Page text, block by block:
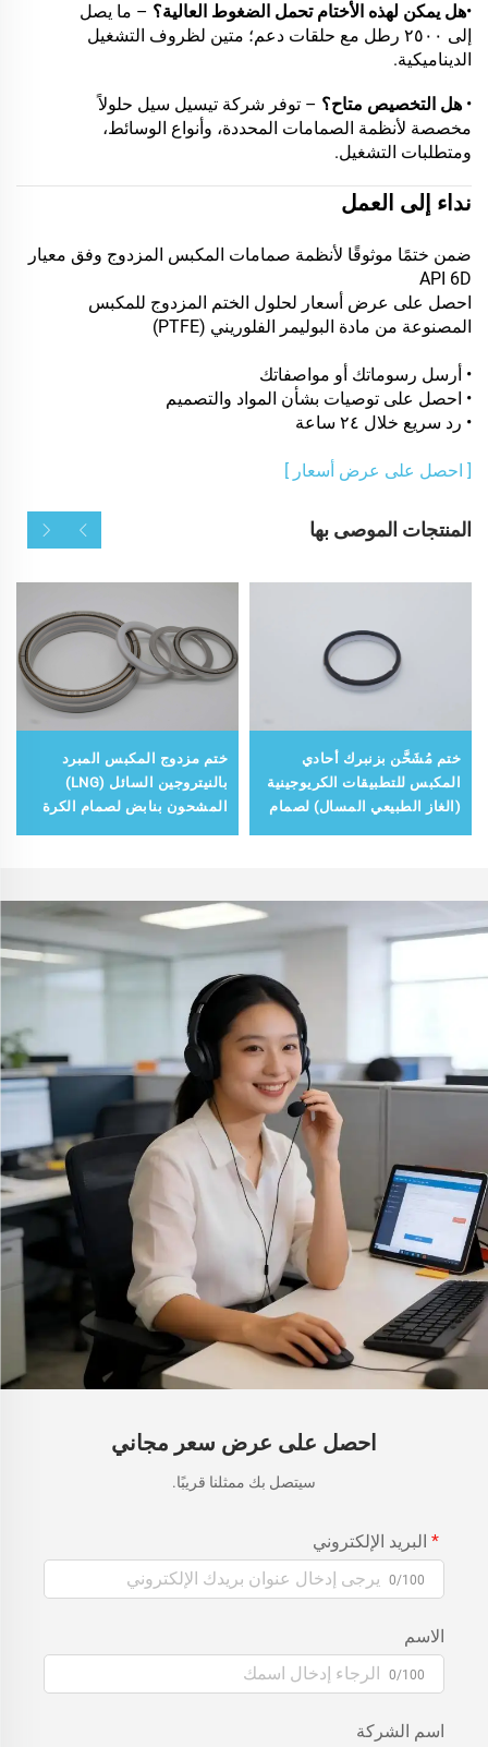
•هل يمكن لهذه الأختام تحمل الضغوط العالية؟ – ما يصل
إلى ٢٥٠٠ رطل مع حلقات دعم؛ متين لظروف التشغيل
الديناميكية.
• هل التخصيص متاح؟ – توفر شركة تيسيل سيل حلولاً
مخصصة لأنظمة الصمامات المحددة، وأنواع الوسائط،
ومتطلبات التشغيل.
نداء إلى العمل
ضمن ختمًا موثوقًا لأنظمة صمامات المكبس المزدوج وفق معيار
API 6D
احصل على عرض أسعار لحلول الختم المزدوج للمكبس
المصنوعة من مادة البوليمر الفلوريني (PTFE)
• أرسل رسوماتك أو مواصفاتك
• احصل على توصيات بشأن المواد والتصميم
• رد سريع خلال ٢٤ ساعة
[ احصل على عرض أسعار ]
المنتجات الموصى بها
ختم مُشَحَّن بزنبرك أحادي
المكبس للتطبيقات الكريوجينية
(الغاز الطبيعي المسال) لصمام
ختم مزدوج المكبس المبرد
بالنيتروجين السائل (LNG)
المشحون بنابض لصمام الكرة
احصل على عرض سعر مجاني
سيتصل بك ممثلنا قريبًا.
البريد الإلكتروني
0/100
الاسم
0/100
اسم الشركة